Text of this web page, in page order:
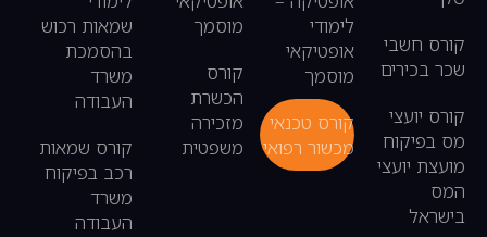
קורס חשבי
שכר בכירים
קורס יועצי
מס בפיקוח
מועצת יועצי
המס
בישראל
לימודי
אופטיקאי
מוסמך
קורס טכנאי
מכשור רפואי
מוסמך
קורס
הכשרת
מזכירה
משפטית
שמאות רכוש
בהסמכת
משרד
העבודה
קורס שמאות
רכב בפיקוח
משרד
העבודה